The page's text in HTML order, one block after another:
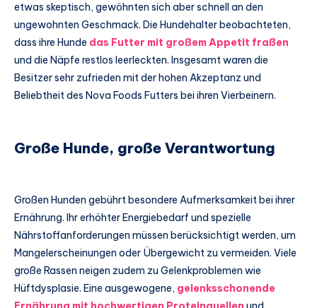
etwas skeptisch, gewöhnten sich aber schnell an den
ungewohnten Geschmack. Die Hundehalter beobachteten,
dass ihre Hunde das Futter mit großem Appetit fraßen
und die Näpfe restlos leerleckten. Insgesamt waren die
Besitzer sehr zufrieden mit der hohen Akzeptanz und
Beliebtheit des Nova Foods Futters bei ihren Vierbeinern.
Große Hunde, große Verantwortung
Großen Hunden gebührt besondere Aufmerksamkeit bei ihrer
Ernährung. Ihr erhöhter Energiebedarf und spezielle
Nährstoffanforderungen müssen berücksichtigt werden, um
Mangelerscheinungen oder Übergewicht zu vermeiden. Viele
große Rassen neigen zudem zu Gelenkproblemen wie
Hüftdysplasie. Eine ausgewogene, gelenksschonende